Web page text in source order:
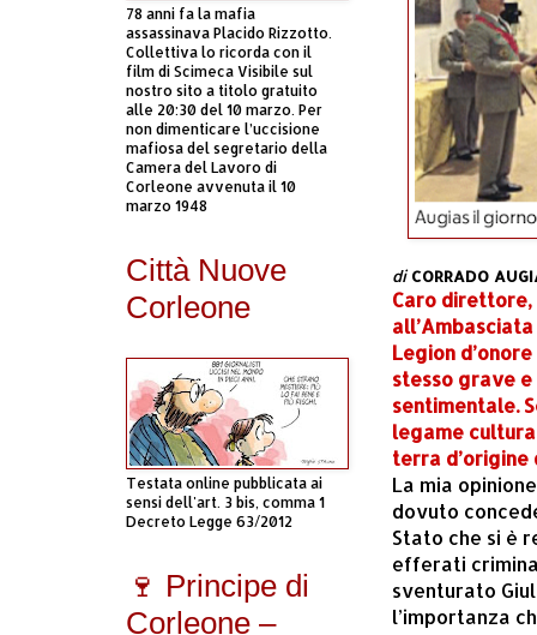
diCORRADO
Caro direttore,
Legion
stesso grave
sentimentale.
legame
terra
La mia
dovuto
Stato che si è
efferati
sventurato
l’importanza
78 anni fa la mafia
assassinava Placido Rizzotto.
Collettiva lo ricorda con il
film di Scimeca Visibile sul
nostro sito a titolo gratuito
alle 20:30 del 10 marzo. Per
non dimenticare l’uccisione
mafiosa del segretario della
Camera del Lavoro di
Corleone avvenuta il 10
marzo 1948
Città Nuove
Corleone
Testata online pubblicata ai
sensi dell'art. 3 bis, comma 1
Decreto Legge 63/2012
🍷 Principe di
Corleone –